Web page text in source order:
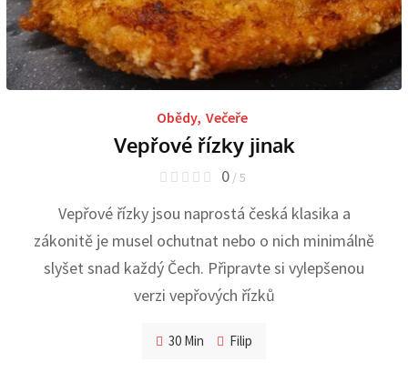
Obědy, Večeře
Vepřové řízky jinak
0 / 5
Vepřové řízky jsou naprostá česká klasika a
zákonitě je musel ochutnat nebo o nich minimálně
slyšet snad každý Čech. Připravte si vylepšenou
verzi vepřových řízků
30 Min Filip